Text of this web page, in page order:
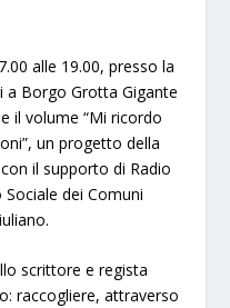
alle 19.00, presso la
a Borgo Grotta Gigante
il volume “Mi ricordo
un progetto della
il supporto di Radio
dei Comuni
scrittore e regista
raccogliere, attraverso